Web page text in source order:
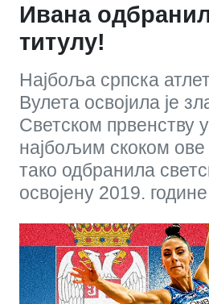
Ивана
титулу!
Најбоља српска
Вулета освојила је
Светском првенству
најбољим скоком ове
тако одбранила
освојену 2019.